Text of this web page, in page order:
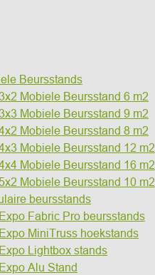
Beursstands
Mobiele Beursstand 6 m2
Mobiele Beursstand 9 m2
Mobiele Beursstand 8 m2
Mobiele Beursstand 12 m2
Mobiele Beursstand 16 m2
Mobiele Beursstand 10 m2
beursstands
Expo Fabric Pro beursstands
Expo MiniTruss hoekstands
Expo Lightbox stands
Expo Alu Stand